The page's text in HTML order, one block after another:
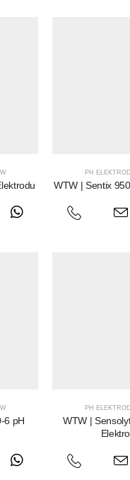
PH
WTW | Sentix
6 pH
PH
WTW |